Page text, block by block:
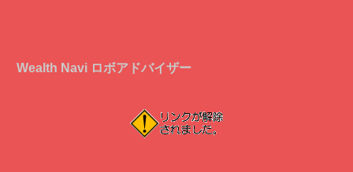
Wealth Navi ロボアドバイザー